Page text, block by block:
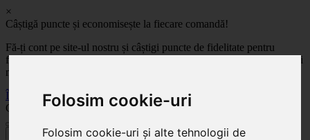
Folosim cookie-uri
Folosim cookie-uri și alte tehnologii de
×
Câștigă puncte și economisește la fiecare comandă!
Fă-ți cont pe site-ul nostru și câștigi puncte de fidelitate pentru
fiecare comandă! Cu cât comanzi mai mult, cu atât economisești mai
mult!
Înregistrează-te acum
Celoplast